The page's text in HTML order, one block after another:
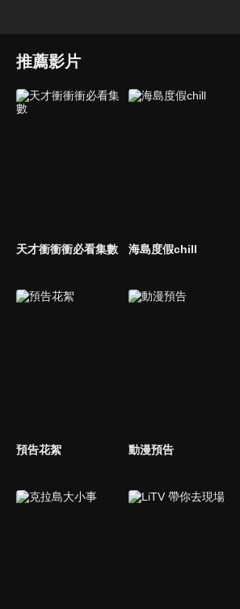
推薦影片
天才衝衝衝必看集數 海島度假chill
預告花絮 動漫預告